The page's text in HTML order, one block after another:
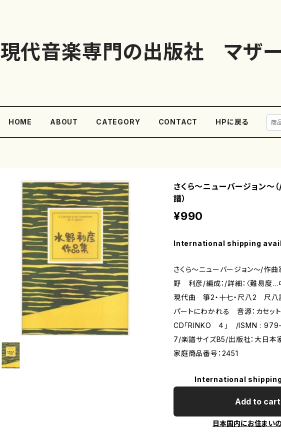
現代音楽専門の出版社 マザー
HOME ABOUT CATEGORY CONTACT HPに戻る
さくら〜ニューバージョン
譜）
¥990
International shipping
さくら〜ニューバージョン〜/作曲
野 利彦/編成：/詳細：〈難易度…
現代曲 箏2・十七・尺八2 尺
パートにわかれる 音源：カセット
CD「RINKO ４」 /ISMN :
7/楽譜サイズB5/出版社：大日本
家庭商品番号：2451
International
Add to cart
日本国内にお住まい